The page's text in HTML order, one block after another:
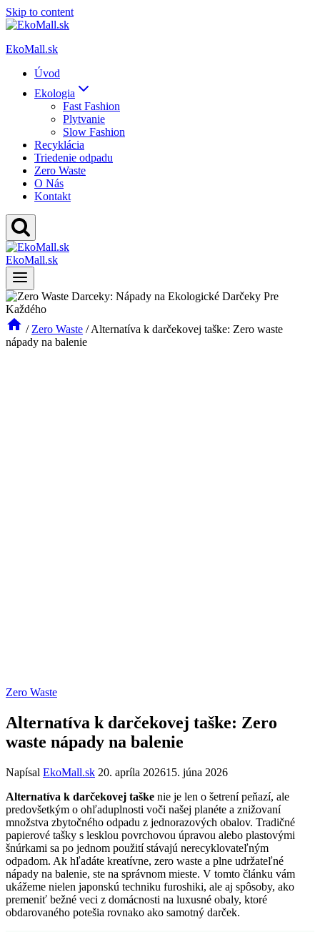
Skip to content
EkoMall.sk
Úvod
Ekologia
Fast Fashion
Plytvanie
Slow Fashion
Recyklácia
Triedenie odpadu
Zero Waste
O Nás
Kontakt
EkoMall.sk
/ Zero Waste / Alternatíva k darčekovej taške: Zero waste
nápady na balenie
Zero Waste
Alternatíva k darčekovej taške: Zero
waste nápady na balenie
Napísal EkoMall.sk 20. apríla 202615. júna 2026
Alternatíva k darčekovej taške nie je len o šetrení peňazí, ale
predovšetkým o ohľaduplnosti voči našej planéte a znižovaní
množstva zbytočného odpadu z jednorazových obalov. Tradičné
papierové tašky s lesklou povrchovou úpravou alebo plastovými
šnúrkami sa po jednom použití stávajú nerecyklovateľným
odpadom. Ak hľadáte kreatívne, zero waste a plne udržateľné
nápady na balenie, ste na správnom mieste. V tomto článku vám
ukážeme nielen japonskú techniku furoshiki, ale aj spôsoby, ako
premeniť bežné veci z domácnosti na luxusné obaly, ktoré
obdarovaného potešia rovnako ako samotný darček.